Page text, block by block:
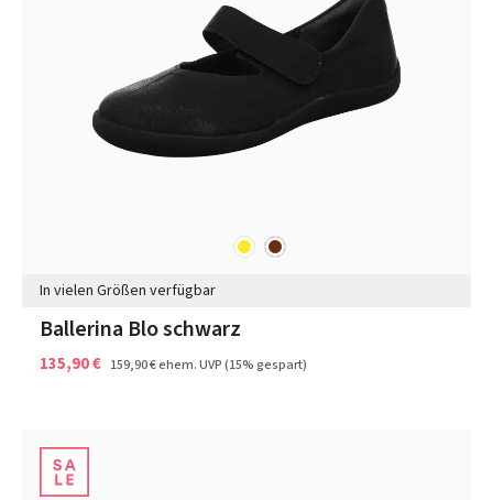
gelb braun
In vielen Größen verfügbar
Ballerina Blo schwarz
135,90 € 159,90 €ehem. UVP(15% gespart)